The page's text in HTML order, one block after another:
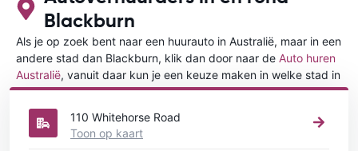
Blackburn
Als je op zoek bent naar een huurauto in Australië, maar in een
andere stad dan Blackburn, klik dan door naar de Auto huren
Australië, vanuit daar kun je een keuze maken in welke stad in
Australië je een auto huren wilt.
110 Whitehorse Road
Toon op kaart